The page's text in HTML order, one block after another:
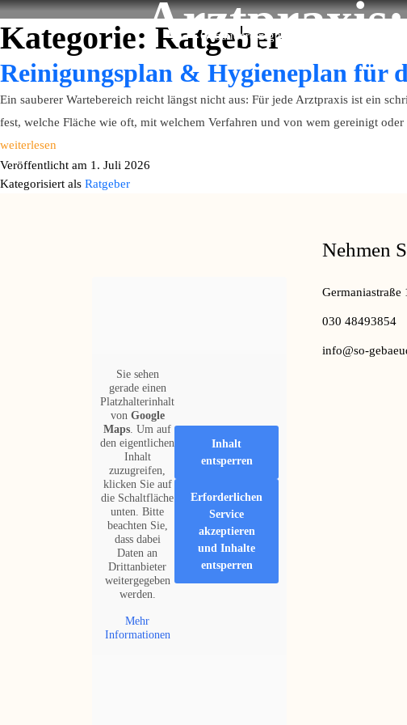
Gebäudereinigung Berlin
Kategorie: Ratgeber
Reinigungsplan & Hygieneplan für
Ein sauberer Wartebereich reicht längst nicht aus: Für jede Arztpraxis ist ein
fest, welche Fläche wie oft, mit welchem Verfahren und von wem gereinigt
weiterlesen
Veröffentlicht am 1. Juli 2026
Kategorisiert als Ratgeber
Sie sehen
gerade einen
Platzhalterinhalt
von Google
Maps. Um auf
den eigentlichen
Inhalt
zuzugreifen,
klicken Sie auf
die Schaltfläche
unten. Bitte
beachten Sie,
dass dabei
Daten an
Drittanbieter
weitergegeben
werden.
Mehr
Informationen
Inhalt
entsperren
Erforderlichen
Service
akzeptieren
und Inhalte
entsperren
Nehmen
030 48493854
info@so-